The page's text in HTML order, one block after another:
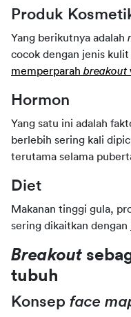
Produk
Yang berikutnya adalah
cocok dengan jenis kulit
memperparah breakout
Hormon
Yang satu ini adalah
berlebih sering kali
terutama selama
Diet
Makanan tinggi gula,
sering dikaitkan dengan
Breakout
tubuh
Konsep face